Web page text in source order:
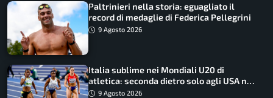
Paltrinieri nella storia: eguagliato il
record di medaglie di Federica Pellegrini
9 Agosto 2026
Italia sublime nei Mondiali U20 di
atletica: seconda dietro solo agli USA nel
medagliere
9 Agosto 2026